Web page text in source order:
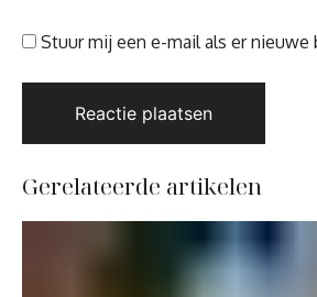
Stuur mij een e-mail als er nieuwe
Gerelateerde artikelen